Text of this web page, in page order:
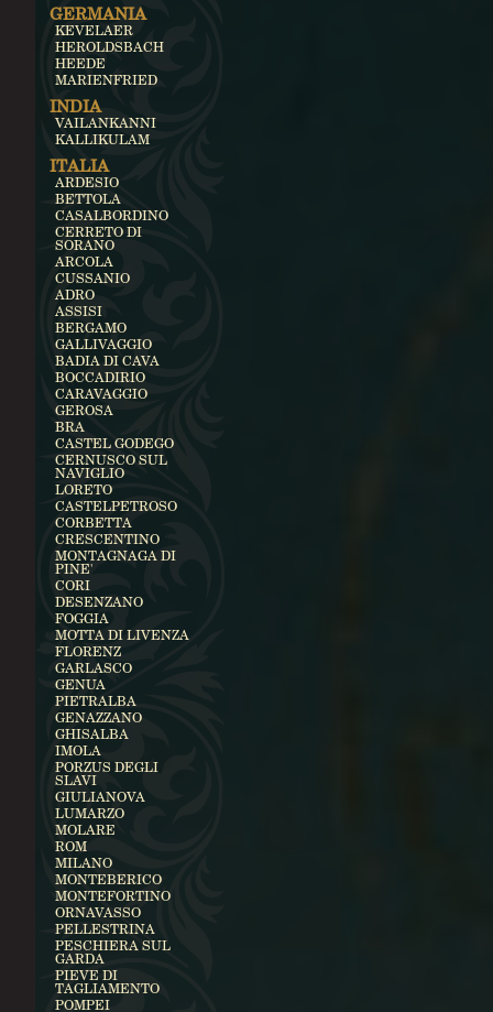
GERMANIA
KEVELAER
HEROLDSBACH
HEEDE
MARIENFRIED
INDIA
VAILANKANNI
KALLIKULAM
ITALIA
ARDESIO
BETTOLA
CASALBORDINO
CERRETO DI
SORANO
ARCOLA
CUSSANIO
ADRO
ASSISI
BERGAMO
GALLIVAGGIO
BADIA DI CAVA
BOCCADIRIO
CARAVAGGIO
GEROSA
BRA
CASTEL GODEGO
CERNUSCO SUL
NAVIGLIO
LORETO
CASTELPETROSO
CORBETTA
CRESCENTINO
MONTAGNAGA DI
PINE'
CORI
DESENZANO
FOGGIA
MOTTA DI LIVENZA
FLORENZ
GARLASCO
GENUA
PIETRALBA
GENAZZANO
GHISALBA
IMOLA
PORZUS DEGLI
SLAVI
GIULIANOVA
LUMARZO
MOLARE
ROM
MILANO
MONTEBERICO
MONTEFORTINO
ORNAVASSO
PELLESTRINA
PESCHIERA SUL
GARDA
PIEVE DI
TAGLIAMENTO
POMPEI